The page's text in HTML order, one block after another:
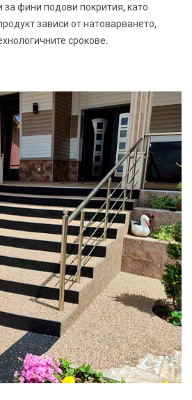
за фини подови покрития, като
зависи от натоварването,
срокове.